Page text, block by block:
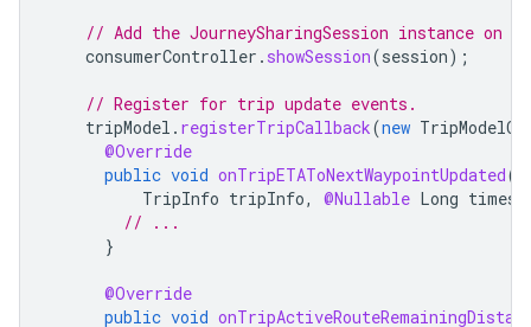
// Add the JourneySharingSession instance on
consumerController . showSession(session);
// Register for trip update events.
tripModel . registerTripCallback(new
@Override
public void onTripETAToNextWaypointUpdated(
TripInfo tripInfo, @Nullable Long
// ...
}
@Override
public void